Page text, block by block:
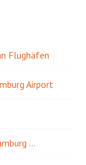
Flughäfen
Airport
…